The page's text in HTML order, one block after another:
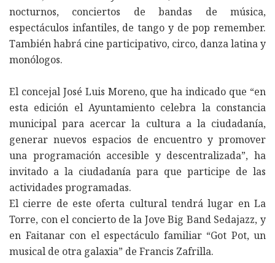
nocturnos, conciertos de bandas de música,
espectáculos infantiles, de tango y de pop remember.
También habrá cine participativo, circo, danza latina y
monólogos.
El concejal José Luis Moreno, que ha indicado que “en
esta edición el Ayuntamiento celebra la constancia
municipal para acercar la cultura a la ciudadanía,
generar nuevos espacios de encuentro y promover
una programación accesible y descentralizada”, ha
invitado a la ciudadanía para que participe de las
actividades programadas.
El cierre de este oferta cultural tendrá lugar en La
Torre, con el concierto de la Jove Big Band Sedajazz, y
en Faitanar con el espectáculo familiar “Got Pot, un
musical de otra galaxia” de Francis Zafrilla.